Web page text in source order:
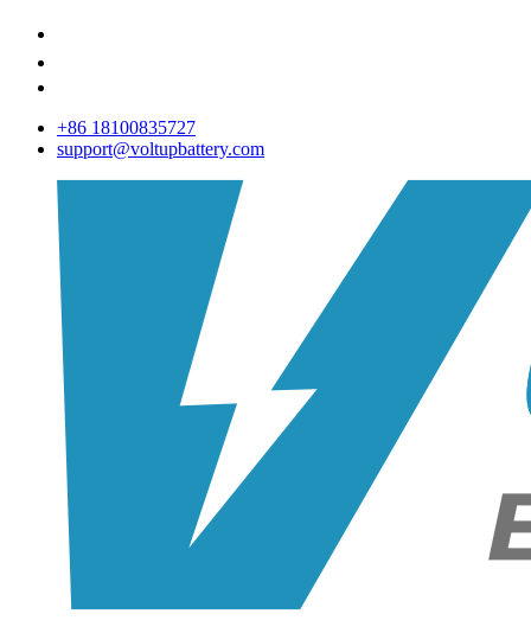
+86 18100835727
support@voltupbattery.com